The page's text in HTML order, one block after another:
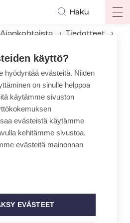
Haku
Ajankohtaista
Tiedotteet
lisättävä
am­mat­ti­hen­ki­lö­la­kiin
tutkintonimike.
tutkinnon am­
suorittanut
käyttö?
hyödyntää evästeitä. Niiden
on sinulle helppoa
käytämme sivuston
evästeistä käytämme
kehitämme sivustoa.
evästeitä mainonnan
EVÄSTEET